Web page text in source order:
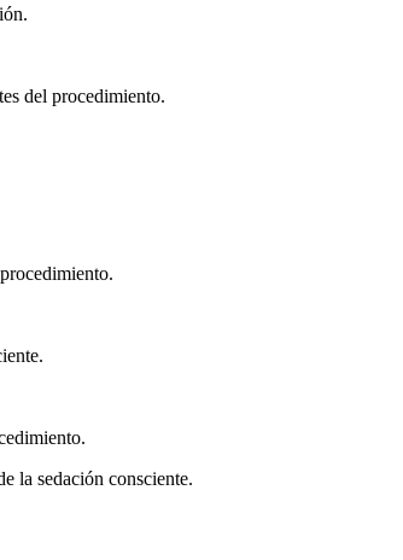
del procedimiento.
la sedación consciente.